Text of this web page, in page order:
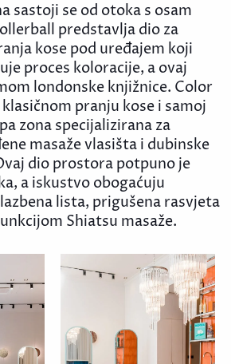
sastoji se od otoka s osam
predstavlja dio za
kose pod uređajem koji
proces koloracije, a ovaj
londonske knjižnice. Color
pranju kose i samoj
zona specijalizirana za
masaže vlasišta i dubinske
dio prostora potpuno je
a iskustvo obogaćuju
lista, prigušena rasvjeta
Shiatsu masaže.